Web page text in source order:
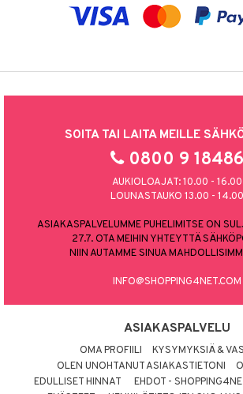
SOITA TAI LAITA MEILLE
0800 9 18486
AUKIOLOAJAT: 10.00 - 16.00
LOUNASTAUKO 13.00 - 14.00
ASIAKASPALVELUMME PUHELIMITSE ON
27.7. OTA MEIHIN YHTEYTTÄ
NIIN AUTAMME SINUA
INFO@SHOPPING4NET.COM
ASIAKASPALVELU
OMA PROFIILI
KYSYMYKSIÄ &
OLEN UNOHTANUT ASIAKASTIETONI
EDULLISET HINNAT
EHDOT -